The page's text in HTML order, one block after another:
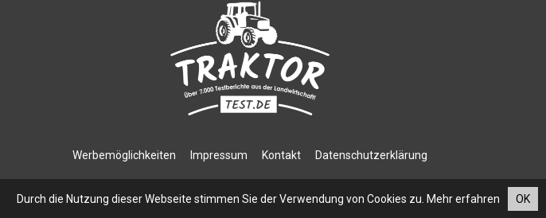
Werbemöglichkeiten Impressum Kontakt Datenschutzerklärung
Durch die Nutzung dieser Webseite stimmen Sie der Verwendung von Cookies zu. Mehr erfahren OK